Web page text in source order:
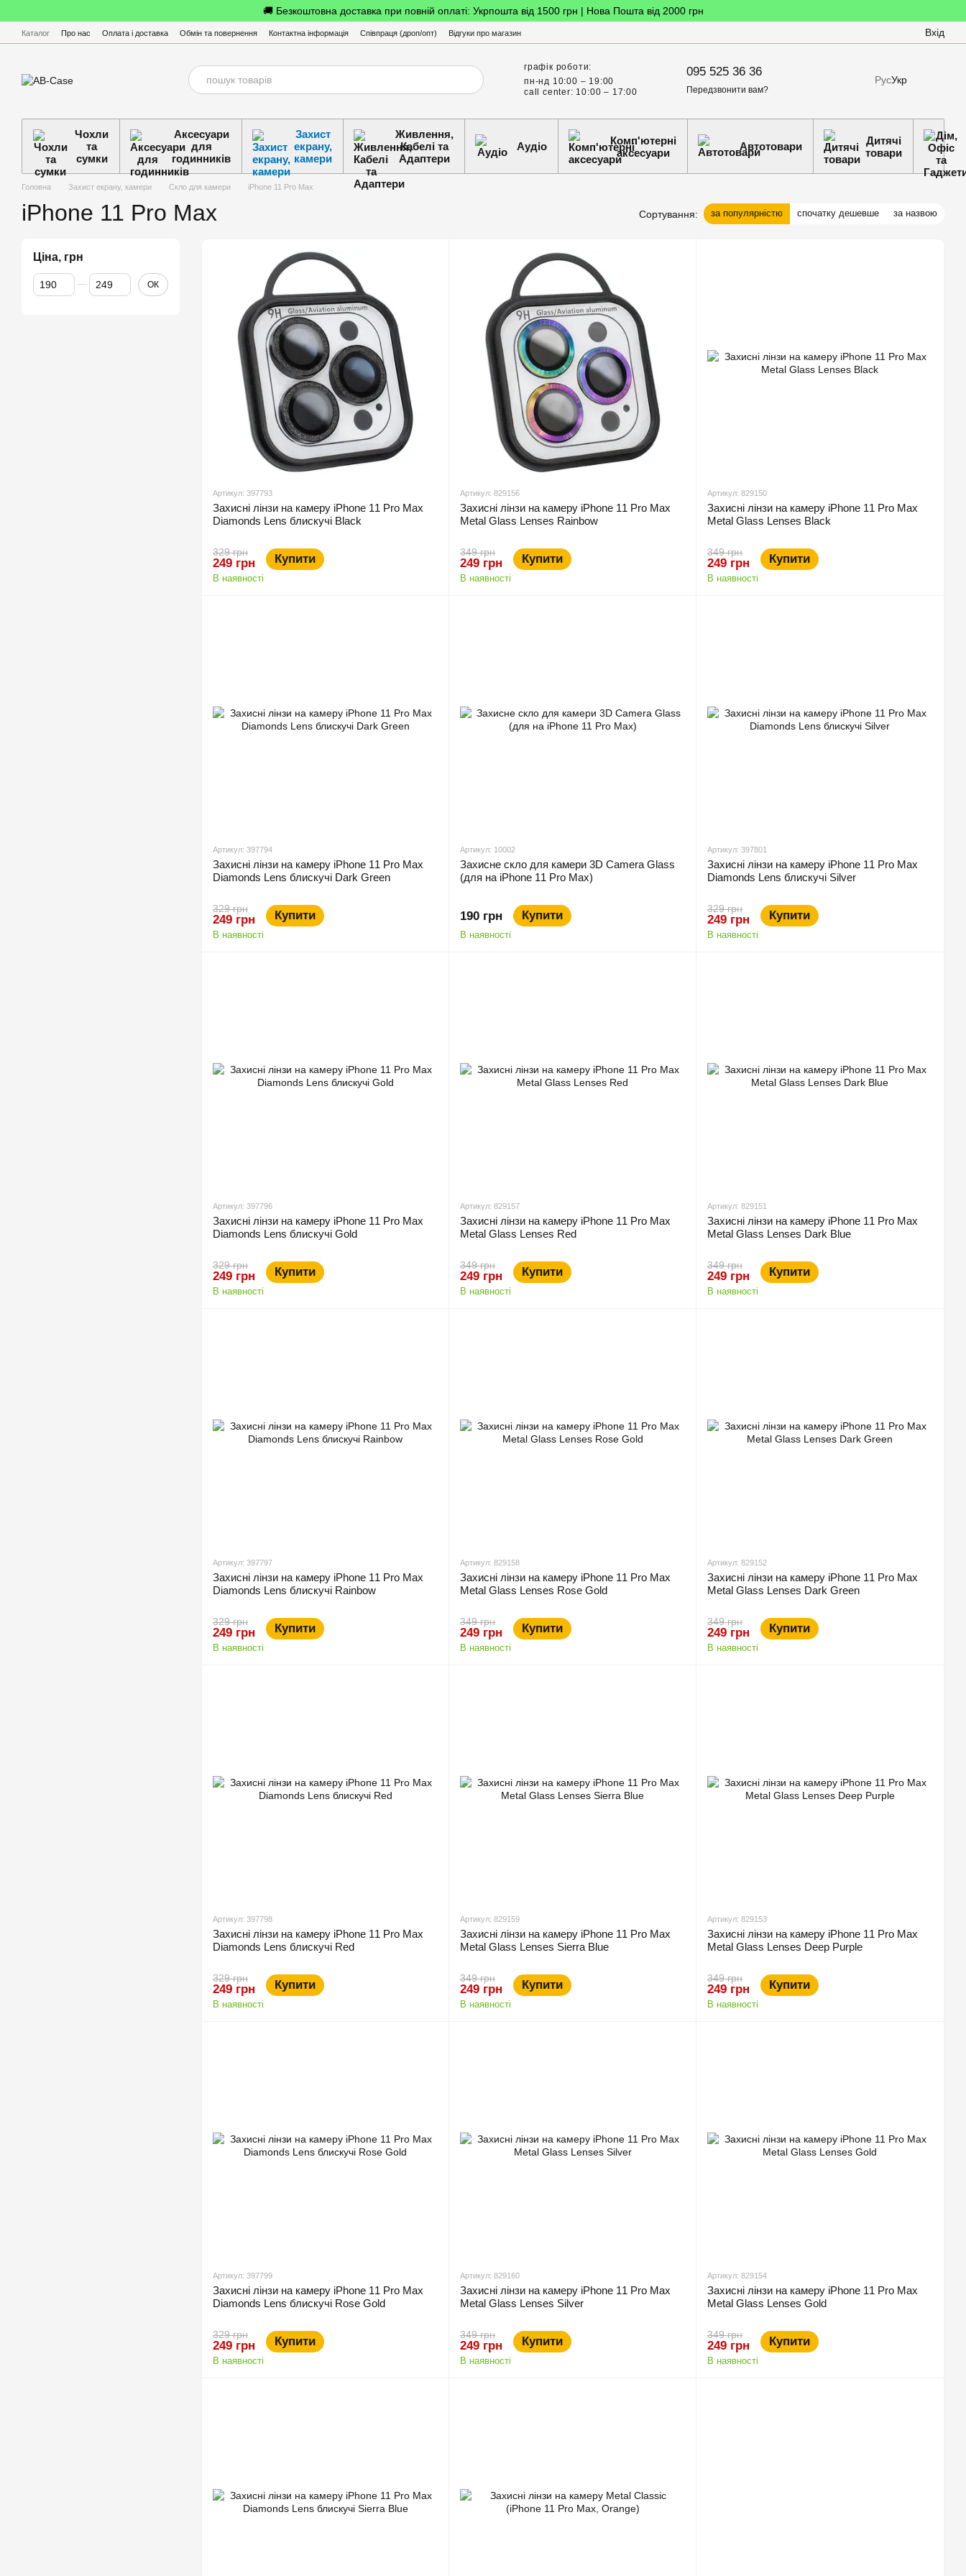
🚚 Безкоштовна доставка при повній оплаті: Укрпошта від 1500 грн | Нова Пошта від 2000 грн
Каталог Про нас Оплата і доставка Обмін та повернення Контактна інформація Співпраця (дроп/опт) Відгуки про магазин Вхід
графік роботи:
пн-нд 10:00 – 19:00
call center: 10:00 – 17:00
095 525 36 36
Передзвонити вам?
РусУкр
Чохли
та
сумки
Аксесуари
для
годинників
Захист
екрану,
камери
Живлення,
Кабелі та
Адаптери
Аудіо
Комп'ютерні
аксесуари
Автотовари
Дитячі
товари
Головна Захист екрану, камери Скло для камери iPhone 11 Pro Max
iPhone 11 Pro Max Сортування: за популярністю спочатку дешевше за назвою
Артикул: 397793
Захисні лінзи на камеру iPhone 11 Pro Max
Diamonds Lens блискучі Black
329 грн
249 грн Купити
В наявності
Артикул: 829156
Захисні лінзи на камеру iPhone 11 Pro Max
Metal Glass Lenses Rainbow
349 грн
249 грн Купити
В наявності
Артикул: 829150
Захисні лінзи на камеру iPhone 11 Pro Max
Metal Glass Lenses Black
349 грн
249 грн Купити
В наявності
Артикул: 397794
Захисні лінзи на камеру iPhone 11 Pro Max
Diamonds Lens блискучі Dark Green
329 грн
249 грн Купити
В наявності
Артикул: 10002
Захисне скло для камери 3D Camera Glass
(для на iPhone 11 Pro Max)
190 грн Купити
В наявності
Артикул: 397801
Захисні лінзи на камеру iPhone 11 Pro Max
Diamonds Lens блискучі Silver
329 грн
249 грн Купити
В наявності
Артикул: 397796
Захисні лінзи на камеру iPhone 11 Pro Max
Diamonds Lens блискучі Gold
329 грн
249 грн Купити
В наявності
Артикул: 829157
Захисні лінзи на камеру iPhone 11 Pro Max
Metal Glass Lenses Red
349 грн
249 грн Купити
В наявності
Артикул: 829151
Захисні лінзи на камеру iPhone 11 Pro Max
Metal Glass Lenses Dark Blue
349 грн
249 грн Купити
В наявності
Артикул: 397797
Захисні лінзи на камеру iPhone 11 Pro Max
Diamonds Lens блискучі Rainbow
329 грн
249 грн Купити
В наявності
Артикул: 829158
Захисні лінзи на камеру iPhone 11 Pro Max
Metal Glass Lenses Rose Gold
349 грн
249 грн Купити
В наявності
Артикул: 829152
Захисні лінзи на камеру iPhone 11 Pro Max
Metal Glass Lenses Dark Green
349 грн
249 грн Купити
В наявності
Артикул: 397798
Захисні лінзи на камеру iPhone 11 Pro Max
Diamonds Lens блискучі Red
329 грн
249 грн Купити
В наявності
Артикул: 829159
Захисні лінзи на камеру iPhone 11 Pro Max
Metal Glass Lenses Sierra Blue
349 грн
249 грн Купити
В наявності
Артикул: 829153
Захисні лінзи на камеру iPhone 11 Pro Max
Metal Glass Lenses Deep Purple
349 грн
249 грн Купити
В наявності
Артикул: 397799
Захисні лінзи на камеру iPhone 11 Pro Max
Diamonds Lens блискучі Rose Gold
329 грн
249 грн Купити
В наявності
Артикул: 829160
Захисні лінзи на камеру iPhone 11 Pro Max
Metal Glass Lenses Silver
349 грн
249 грн Купити
В наявності
Артикул: 829154
Захисні лінзи на камеру iPhone 11 Pro Max
Metal Glass Lenses Gold
349 грн
249 грн Купити
В наявності
Ціна, грн
Від Ціна, грн
До Ціна, грн ОК